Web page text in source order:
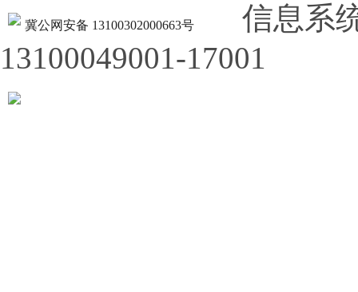
冀公网安备 13100302000663号
信息系
13100049001-17001